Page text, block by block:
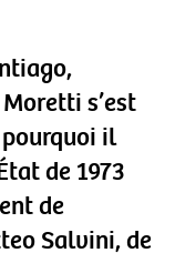
s’est
il
de 1973
de
Salvini, de